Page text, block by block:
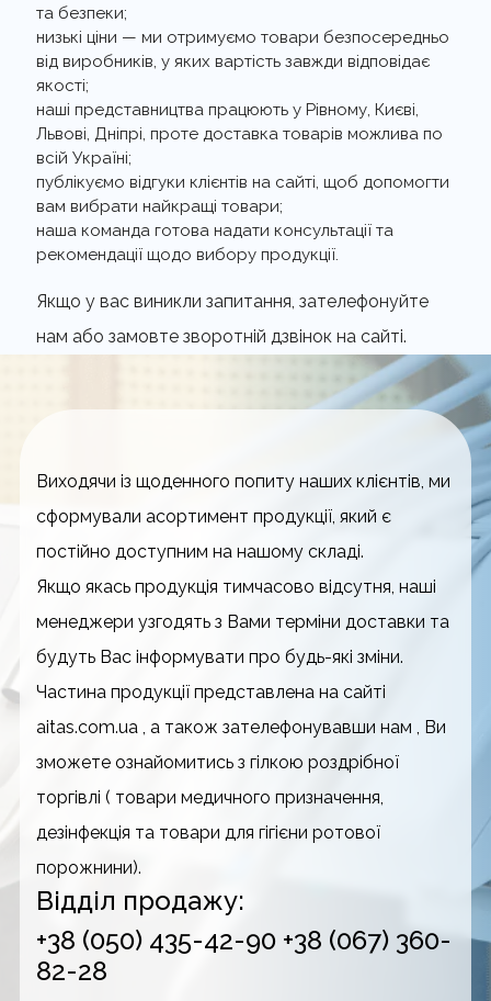
та безпеки;
низькі ціни — ми отримуємо товари безпосередньо
від виробників, у яких вартість завжди відповідає
якості;
наші представництва працюють у Рівному, Києві,
Львові, Дніпрі, проте доставка товарів можлива по
всій Україні;
публікуємо відгуки клієнтів на сайті, щоб допомогти
вам вибрати найкращі товари;
наша команда готова надати консультації та
рекомендації щодо вибору продукції.
Якщо у вас виникли запитання, зателефонуйте
нам або замовте зворотній дзвінок на сайті.
Виходячи із щоденного попиту наших клієнтів, ми
сформували асортимент продукції, який є
постійно доступним на нашому складі.
Якщо якась продукція тимчасово відсутня, наші
менеджери узгодять з Вами терміни доставки та
будуть Вас інформувати про будь-які зміни.
Частина продукції представлена на сайті
aitas.com.ua , а також зателефонувавши нам , Ви
зможете ознайомитись з гілкою роздрібної
торгівлі ( товари медичного призначення,
дезінфекція та товари для гігієни ротової
порожнини).
Відділ продажу:
+38 (050) 435-42-90 +38 (067) 360-
82-28